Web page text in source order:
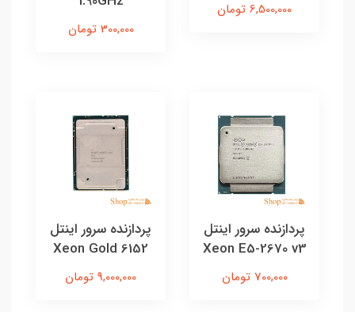
6,500,000 تومان
300,000 تومان
پردازنده سرور اینتل
Xeon E5-2670 v3
700,000 تومان
پردازنده سرور اینتل
Xeon Gold 6152
9,000,000 تومان